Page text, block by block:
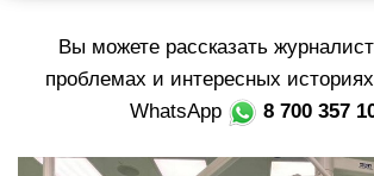
Вы можете рассказать
проблемах и интересных
WhatsApp
8 700 357